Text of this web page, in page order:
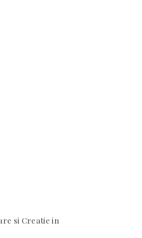
si Creatie in